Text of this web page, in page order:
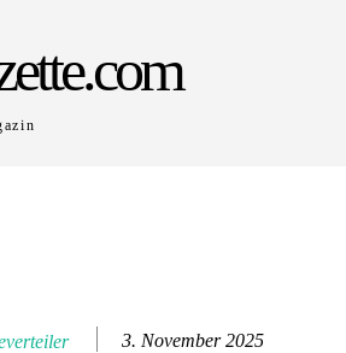
3. November 2025